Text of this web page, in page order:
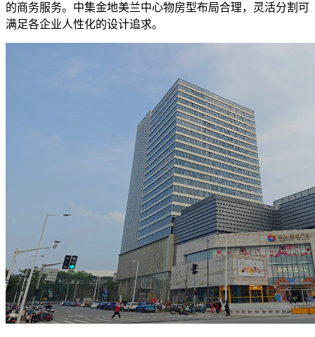
的商务服务。中集金地美兰中心物房型布局合理，灵活分割可
满足各企业人性化的设计追求。